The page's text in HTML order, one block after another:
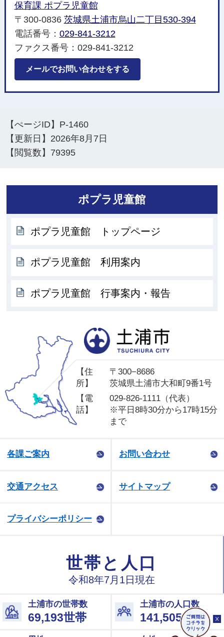
保育課 ポプラ児童館
〒300-0836 茨城県土浦市烏山二丁目530-394
電話番号： 029-841-3212
ファクス番号：029-841-3212
メールでお問い合わせをする
【ぺージID】 P-1460
【更新日】 2026年8月7日
【閲覧数】 79395
ポプラ児童館
ポプラ児童館 トップページ
ポプラ児童館 利用案内
ポプラ児童館 行事案内・報告
【住
所】
〒300−8686
茨城県土浦市大和町9番1号
【電
話】
029-826-1111（代表）
※平日8時30分から17時15分
まで
各課ご案内 お問い合わせ
交通アクセス サイトマップ
プライバシーポリシー